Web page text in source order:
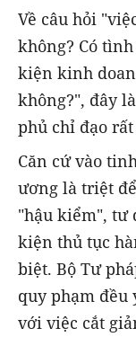
Về câu hỏi
không? Có
kiện kinh
không?", đây
phủ chỉ đạo
Căn cứ vào
ương là triệt
"hậu kiểm", tư
kiện thủ tục
biệt. Bộ Tư
quy phạm đều
với việc cắt